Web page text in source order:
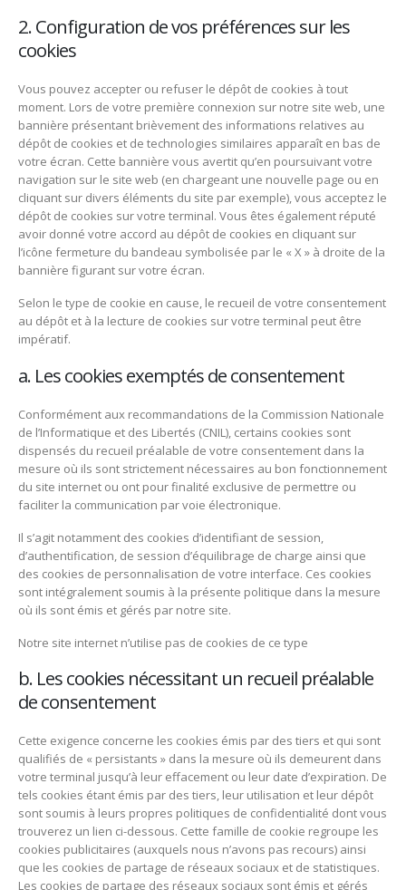
2. Configuration de vos préférences sur les
cookies
Vous pouvez accepter ou refuser le dépôt de cookies à tout
moment. Lors de votre première connexion sur notre site web, une
bannière présentant brièvement des informations relatives au
dépôt de cookies et de technologies similaires apparaît en bas de
votre écran. Cette bannière vous avertit qu’en poursuivant votre
navigation sur le site web (en chargeant une nouvelle page ou en
cliquant sur divers éléments du site par exemple), vous acceptez le
dépôt de cookies sur votre terminal. Vous êtes également réputé
avoir donné votre accord au dépôt de cookies en cliquant sur
l’icône fermeture du bandeau symbolisée par le « X » à droite de la
bannière figurant sur votre écran.
Selon le type de cookie en cause, le recueil de votre consentement
au dépôt et à la lecture de cookies sur votre terminal peut être
impératif.
a. Les cookies exemptés de consentement
Conformément aux recommandations de la Commission Nationale
de l’Informatique et des Libertés (CNIL), certains cookies sont
dispensés du recueil préalable de votre consentement dans la
mesure où ils sont strictement nécessaires au bon fonctionnement
du site internet ou ont pour finalité exclusive de permettre ou
faciliter la communication par voie électronique.
Il s’agit notamment des cookies d’identifiant de session,
d’authentification, de session d’équilibrage de charge ainsi que
des cookies de personnalisation de votre interface. Ces cookies
sont intégralement soumis à la présente politique dans la mesure
où ils sont émis et gérés par notre site.
Notre site internet n’utilise pas de cookies de ce type
b. Les cookies nécessitant un recueil préalable
de consentement
Cette exigence concerne les cookies émis par des tiers et qui sont
qualifiés de « persistants » dans la mesure où ils demeurent dans
votre terminal jusqu’à leur effacement ou leur date d’expiration. De
tels cookies étant émis par des tiers, leur utilisation et leur dépôt
sont soumis à leurs propres politiques de confidentialité dont vous
trouverez un lien ci-dessous. Cette famille de cookie regroupe les
cookies publicitaires (auxquels nous n’avons pas recours) ainsi
que les cookies de partage de réseaux sociaux et de statistiques.
Les cookies de partage des réseaux sociaux sont émis et gérés